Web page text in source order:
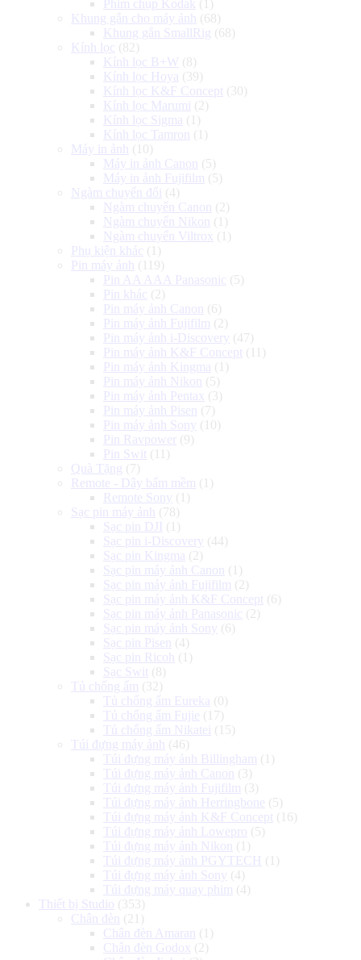
Phim chụp Kodak (1)
Khung gắn cho máy ảnh
(68)
Khung gắn SmallRig (68)
Kính lọc (82)
Kính lọc B+W (8)
Kính lọc Hoya (39)
Kính lọc K&F Concept (30)
Kính lọc Marumi (2)
Kính lọc Sigma (1)
Kính lọc Tamron
(1)
Máy in ảnh
(10)
Máy in ảnh Canon
(5)
Máy in ảnh Fujifilm (5)
Ngàm chuyển đổi (4)
Ngàm chuyển Canon
(2)
Ngàm chuyển Nikon
(1)
Ngàm chuyển Viltrox (1)
Phụ kiện khác (1)
Pin máy ảnh
(119)
Pin AA AAA Panasonic (5)
Pin khác (2)
Pin máy ảnh Canon
(6)
Pin máy ảnh Fujifilm (2)
Pin máy ảnh i-Discovery (47)
Pin máy ảnh K&F Concept (11)
Pin máy ảnh Kingma (1)
Pin máy ảnh Nikon
(5)
Pin máy ảnh Pentax (3)
Pin máy ảnh Pisen
(7)
Pin máy ảnh Sony (10)
Pin Ravpower
(9)
Pin Swit (11)
Quà Tặng (7)
Remote - Dây bấm mềm (1)
Remote Sony (1)
Sạc pin máy ảnh
(78)
Sạc pin DJI (1)
Sạc pin i-Discovery (44)
Sạc pin Kingma (2)
Sạc pin máy ảnh Canon
(1)
Sạc pin máy ảnh Fujifilm (2)
Sạc pin máy ảnh K&F Concept (6)
Sạc pin máy ảnh Panasonic (2)
Sạc pin máy ảnh Sony (6)
Sạc pin Pisen
(4)
Sạc pin Ricoh
(1)
Sạc Swit (8)
Tủ chống ẩm (32)
Tủ chống ẩm Eureka (0)
Tủ chống ẩm Fujie (17)
Tủ chống ẩm Nikatei (15)
Túi đựng máy ảnh
(46)
Túi đựng máy ảnh Billingham (1)
Túi đựng máy ảnh Canon
(3)
Túi đựng máy ảnh Fujifilm (3)
Túi đựng máy ảnh Herringbone (5)
Túi đựng máy ảnh K&F Concept (16)
Túi đựng máy ảnh Lowepro (5)
Túi đựng máy ảnh Nikon
(1)
Túi đựng máy ảnh PGYTECH
(1)
Túi đựng máy ảnh Sony (4)
Túi đựng máy quay phim (4)
Thiết bị Studio (353)
Chân đèn
(21)
Chân đèn Amaran
(1)
Chân đèn Godox (2)